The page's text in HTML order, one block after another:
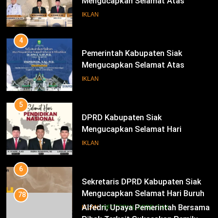
Pengambilan Sumpah Jabatan
IKLAN
4
Pemerintah Kabupaten Siak
Mengucapkan Selamat Atas
Pengambilan Sumpah Jabatan
IKLAN
5
DPRD Kabupaten Siak
Mengucapkan Selamat Hari
Pendidikan Nasional
IKLAN
6
Sekretaris DPRD Kabupaten Siak
Mengucapkan Selamat Hari Buruh
IKLAN INFOTORIAL DPRD SIAK
78
Alfedri; Upaya Pemerintah Bersama